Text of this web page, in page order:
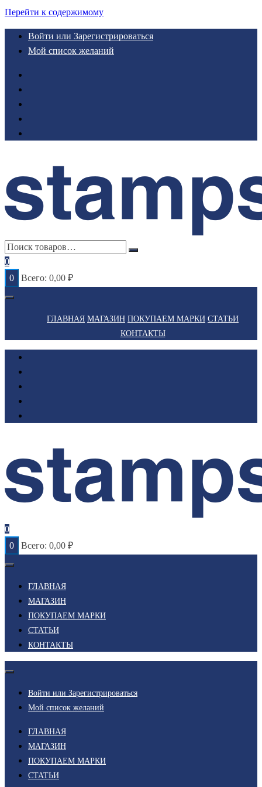
Перейти к содержимому
Войти или Зарегистрироваться
Мой список желаний
0
0
Всего: 0,00 ₽
ГЛАВНАЯ МАГАЗИН ПОКУПАЕМ МАРКИ СТАТЬИ
КОНТАКТЫ
0
0
Всего: 0,00 ₽
ГЛАВНАЯ
МАГАЗИН
ПОКУПАЕМ МАРКИ
СТАТЬИ
КОНТАКТЫ
Войти или Зарегистрироваться
Мой список желаний
ГЛАВНАЯ
МАГАЗИН
ПОКУПАЕМ МАРКИ
СТАТЬИ